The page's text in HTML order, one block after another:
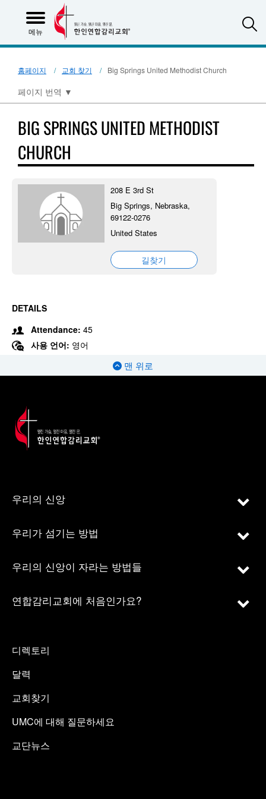
메뉴
홈페이지 교회 찾기 Big Springs United Methodist Church
페이지 번역 ▼
BIG SPRINGS UNITED METHODIST
CHURCH
208 E 3rd St
Big Springs, Nebraska,
69122-0276
United States
길찾기
DETAILS
Attendance: 45
사용 언어: 영어
맨 위로
우리의 신앙
우리가 섬기는 방법
우리의 신앙이 자라는 방법들
연합감리교회에 처음인가요?
디렉토리
달력
교회찾기
UMC에 대해 질문하세요
교단뉴스